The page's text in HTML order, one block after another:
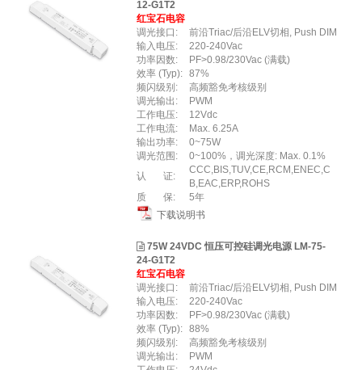
12-G1T2
红宝石电容
调光接口:
前沿Triac/后沿ELV切相, Push DIM
输入电压:
220-240Vac
功率因数:
PF>0.98/230Vac (满载)
效率 (Typ): 87%
频闪级别:
高频豁免考核级别
调光输出:
PWM
工作电压:
12Vdc
工作电流:
Max. 6.25A
输出功率:
0~75W
调光范围:
0~100%，调光深度: Max. 0.1%
认 证:
CCC,BIS,TUV,CE,RCM,ENEC,C
B,EAC,ERP,ROHS
质 保:
5年
下载说明书
75W 24VDC 恒压可控硅调光电源 LM-75-
24-G1T2
红宝石电容
调光接口:
前沿Triac/后沿ELV切相, Push DIM
输入电压:
220-240Vac
功率因数:
PF>0.98/230Vac (满载)
效率 (Typ): 88%
频闪级别:
高频豁免考核级别
调光输出:
PWM